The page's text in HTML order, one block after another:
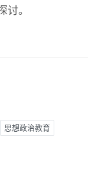
讨。
思想政治教育